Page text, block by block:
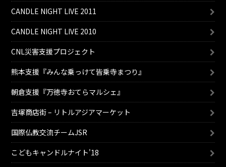
CANDLE NIGHT LIVE 2011
CANDLE NIGHT LIVE 2010
CNL災害支援プロジェクト
熊本支援『みんな乗っけて皆乗寺まつり』
朝倉支援『万徳寺おてらマルシェ』
吉塚商店街 – リトルアジアマーケット
国際仏教交流チームJSR
こどもキャンドルナイト'18